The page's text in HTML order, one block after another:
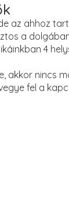
az ahhoz
a
4
akkor nincs
fel a